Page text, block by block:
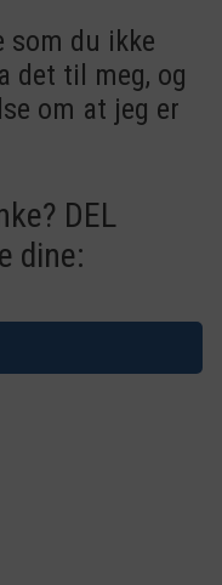
som du ikke
det til meg, og
om at jeg er
DEL
dine: